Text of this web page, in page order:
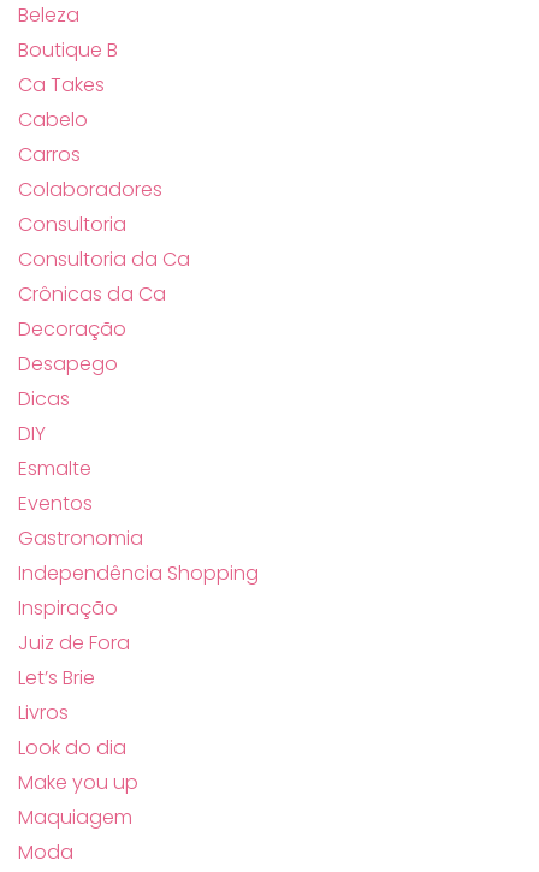
Beleza
Boutique B
Ca Takes
Cabelo
Carros
Colaboradores
Consultoria
Consultoria da Ca
Crônicas da Ca
Decoração
Desapego
Dicas
DIY
Esmalte
Eventos
Gastronomia
Independência Shopping
Inspiração
Juiz de Fora
Let’s Brie
Livros
Look do dia
Make you up
Maquiagem
Moda